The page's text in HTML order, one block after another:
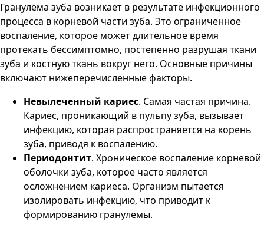
Гранулёма зуба возникает в результате инфекционного
процесса в корневой части зуба. Это ограниченное
воспаление, которое может длительное время
протекать бессимптомно, постепенно разрушая ткани
зуба и костную ткань вокруг него. Основные причины
включают нижеперечисленные факторы.
Невылеченный кариес. Самая частая причина.
Кариес, проникающий в пульпу зуба, вызывает
инфекцию, которая распространяется на корень
зуба, приводя к воспалению​.
Периодонтит. Хроническое воспаление корневой
оболочки зуба, которое часто является
осложнением кариеса. Организм пытается
изолировать инфекцию, что приводит к
формированию гранулёмы​.